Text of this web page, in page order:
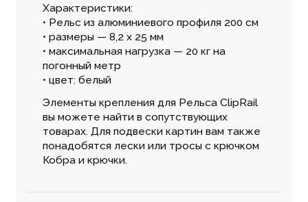
Характеристики:
• Рельс из алюминиевого профиля 200 см
• размеры — 8,2 x 25 мм
• максимальная нагрузка — 20 кг на
погонный метр
• цвет: белый
Элементы крепления для Рельса ClipRail
вы можете найти в сопутствующих
товарах. Для подвески картин вам также
понадобятся лески или тросы с крючком
Кобра и крючки.